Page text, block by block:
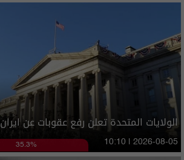
الولايات المتحدة تعلن رفع عقوبات عن ايران
35.3% 10:10 | 2026-08-05